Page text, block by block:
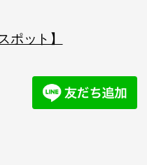
ポット】